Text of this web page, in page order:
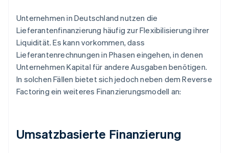
Unternehmen in Deutschland nutzen die
Lieferantenfinanzierung häufig zur Flexibilisierung ihrer
Liquidität. Es kann vorkommen, dass
Lieferantenrechnungen in Phasen eingehen, in denen
Unternehmen Kapital für andere Ausgaben benötigen.
In solchen Fällen bietet sich jedoch neben dem Reverse
Factoring ein weiteres Finanzierungsmodell an:
Umsatzbasierte Finanzierung